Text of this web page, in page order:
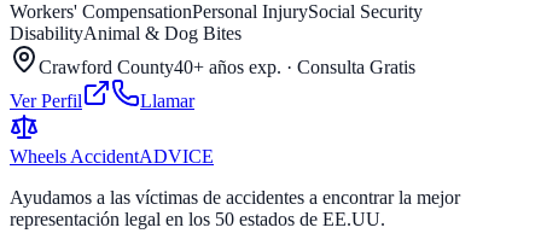
Workers' CompensationPersonal InjurySocial Security
DisabilityAnimal & Dog Bites
Crawford County40+ años exp. · Consulta Gratis
Ver Perfil
Llamar
Wheels AccidentADVICE
Ayudamos a las víctimas de accidentes a encontrar la mejor
representación legal en los 50 estados de EE.UU.